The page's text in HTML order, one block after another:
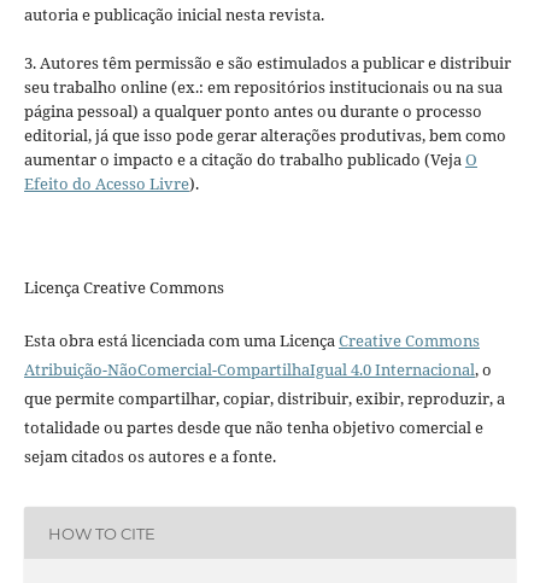
autoria e publicação inicial nesta revista.
3. Autores têm permissão e são estimulados a publicar e distribuir
seu trabalho online (ex.: em repositórios institucionais ou na sua
página pessoal) a qualquer ponto antes ou durante o processo
editorial, já que isso pode gerar alterações produtivas, bem como
aumentar o impacto e a citação do trabalho publicado (VejaO
Efeito do Acesso Livre).
Licença Creative Commons
Esta obra está licenciada com uma LicençaCreative Commons
Atribuição-NãoComercial-CompartilhaIgual 4.0 Internacional, o
que permite compartilhar, copiar, distribuir, exibir, reproduzir, a
totalidade ou partes desde que não tenha objetivo comercial e
sejam citados os autores e a fonte.
HOW TO CITE